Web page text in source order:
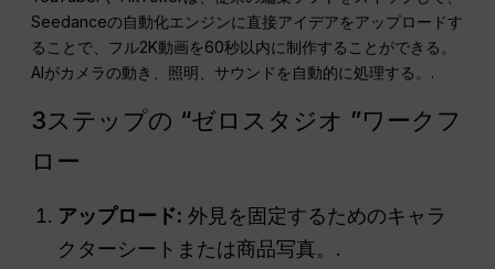
Seedanceの自動化エンジンに直接アイデアをアップロードす
ることで、フル2K動画を60秒以内に制作することができる。
AIがカメラの動き、照明、サウンドを自動的に処理する。.
3ステップの “ゼロスタジオ ”ワークフ
ロー
アップロード: 外見を固定するためのキャラ
クターシートまたは商品写真。.